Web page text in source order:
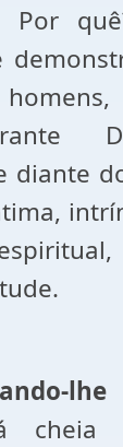
Por
diante
lhe
cheia